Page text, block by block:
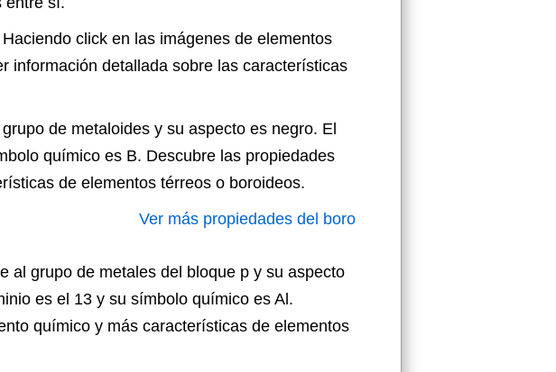
click en las imágenes de elementos
información detallada sobre las características
de metaloides y su aspecto es negro. El
químico es B. Descubre las propiedades
de elementos térreos o boroideos.
Ver más propiedades del boro
al grupo de metales del bloque p y su aspecto
es el 13 y su símbolo químico es Al.
químico y más características de elementos